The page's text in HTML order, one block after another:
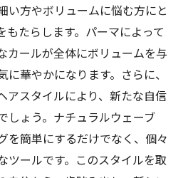
ためのヘアスタイル研究
イリングを簡単にする方法
が簡単になるヘアケア製品の
アセット術
グを実現するテクニック
単ヘアアレンジ
い方やボリュームに悩む方にと
もたらします。パーマによって
カールが全体にボリュームを与
華やかになります。さらに、
アスタイルにより、新たな自信
しょう。ナチュラルウェーブ
を簡単にするだけでなく、個々
ツールです。このスタイルを取